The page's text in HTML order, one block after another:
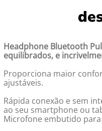
Headphone Bluetooth
equilibrados, e
Proporciona maior
ajustáveis.
Rápida conexão e sem
ao seu smartphone ou
Microfone embutido